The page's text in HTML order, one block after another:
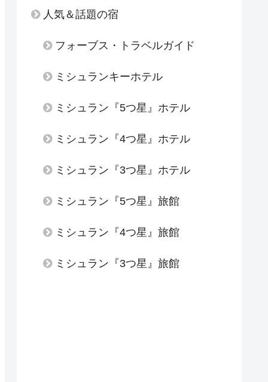
人気＆話題の宿
フォーブス・トラベルガイド
ミシュランキーホテル
ミシュラン『5つ星』ホテル
ミシュラン『4つ星』ホテル
ミシュラン『3つ星』ホテル
ミシュラン『5つ星』旅館
ミシュラン『4つ星』旅館
ミシュラン『3つ星』旅館